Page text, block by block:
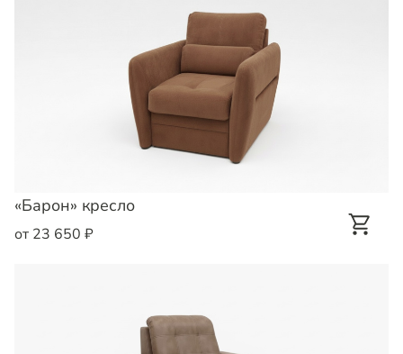
«Барон» кресло
от 23 650 ₽